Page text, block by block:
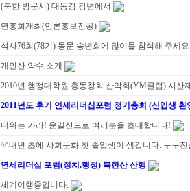
(북한 방문시) 대동강 강변에서
연홍회개최(언론홍보전공)
석사76회(78기) 동문 송년회에 많이들 참석해 주세요
개인산 약수 소개
2010년 행정대학원 총동창회 산악회(YM클럽) 시산
2011년도 후기 연세리더십포럼 정기총회 (신입생
더위는 가라! 운길산으로 여러분을 초대합니다!
^^내년 초에 사회문화 첫 졸업생이 생깁니다. ㅜㅜ
연세리더십 포럼(정치.행정) 북한산 산행
세계여행중입니다.